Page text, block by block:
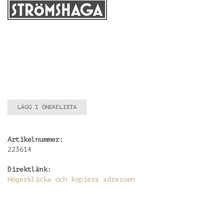
LÄGG I ÖNSKELISTA
Artikelnummer:
223614
Direktlänk:
Högerklicka och kopiera adressen